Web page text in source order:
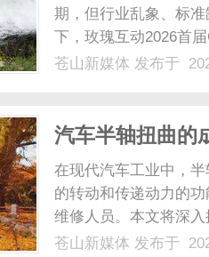
期，但行业乱象、标
下，玫瑰互动2026首
息技术协同创新中心
苍山新媒体 发布于
汽车半轴扭曲的
在现代汽车工业中，
的转动和传递动力的
维修人员。本文将深
案，为车主提供全面
苍山新媒体 发布于